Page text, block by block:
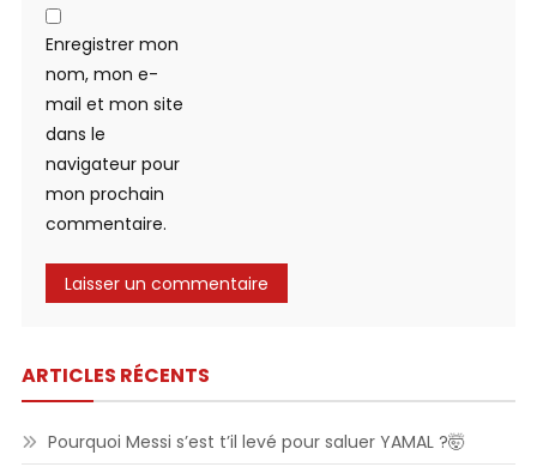
Enregistrer mon
nom, mon e-
mail et mon site
dans le
navigateur pour
mon prochain
commentaire.
ARTICLES RÉCENTS
Pourquoi Messi s’est t’il levé pour saluer YAMAL ?🤯